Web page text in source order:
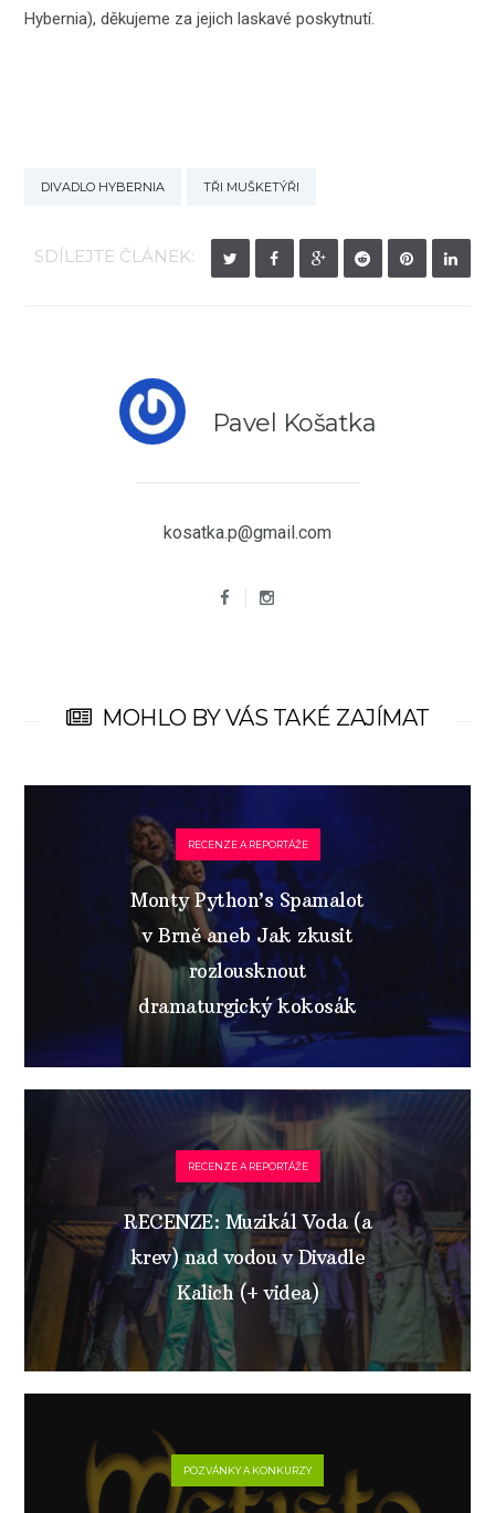
Hybernia), děkujeme za jejich laskavé poskytnutí.
DIVADLO HYBERNIA TŘI MUŠKETÝŘI
SDÍLEJTE ČLÁNEK:
Pavel Košatka
kosatka.p@gmail.com
MOHLO BY VÁS TAKÉ ZAJÍMAT
RECENZE A REPORTÁŽE
Monty Python’s Spamalot
v Brně aneb Jak zkusit
rozlousknout
dramaturgický kokosák
RECENZE A REPORTÁŽE
RECENZE: Muzikál Voda (a
krev) nad vodou v Divadle
Kalich (+ videa)
POZVÁNKY A KONKURZY